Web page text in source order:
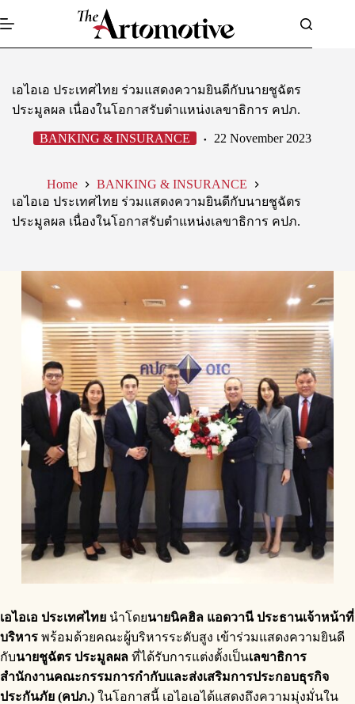
to
เอไอเอ ประเทศไทย ร่วมแสดงความยินดีกับนายชูฉัตร
ประมูลผล เนื่องในโอกาสรับตำแหน่งเลขาธิการ คปภ.
BANKING & INSURANCE 22 November 2023
Home
BANKING & INSURANCE
เอไอเอ ประเทศไทย ร่วมแสดงความยินดีกับนายชูฉัตร
ประมูลผล เนื่องในโอกาสรับตำแหน่งเลขาธิการ คปภ.
เอไอเอ ประเทศไทย นำโดยนายนิคฮิล แอดวานี ประธานเจ้าหน้าที่
บริหาร พร้อมด้วยคณะผู้บริหารระดับสูง เข้าร่วมแสดงความยินดี
กับนายชูฉัตร ประมูลผล ที่ได้รับการแต่งตั้งเป็นเลขาธิการ
สำนักงานคณะกรรมการกำกับและส่งเสริมการประกอบธุรกิจ
ประกันภัย (คปภ.) ในโอกาสนี้ เอไอเอได้แสดงถึงความมุ่งมั่นใน